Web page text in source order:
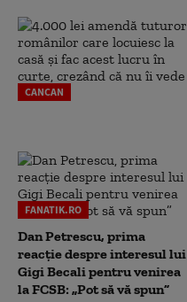
CANCAN
FANATIK.RO
Dan Petrescu, prima
reacție despre interesul lui
Gigi Becali pentru venirea
la FCSB: „Pot să vă spun”